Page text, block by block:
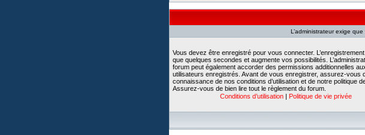
L’administrateur exige
Vous devez être enregistré pour vous connecter.
que quelques secondes et augmente vos possibilités.
forum peut également accorder des permissions additionnelles
utilisateurs enregistrés. Avant de vous enregistrer, assurez-vous
connaissance de nos conditions d’utilisation et de notre politique
Assurez-vous de bien lire tout le règlement du forum.
Conditions d’utilisation | Politique de vie privée